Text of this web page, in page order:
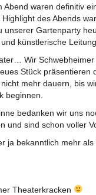
Abend waren definitiv
Highlight des Abends
unserer Gartenparty
künstlerische
Wir
Stück präsentieren
mehr dauern, bis
beginnen.
bedanken wir uns
und sind schon voller
ja bekanntlich mehr
Theaterkracken